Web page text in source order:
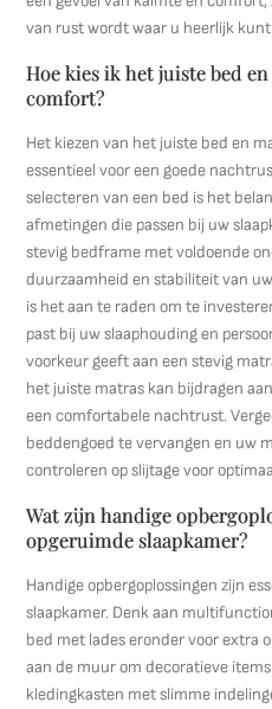
van rust wordt waar u heerlijk
Hoe kies ik het juiste bed
comfort?
Het kiezen van het juiste bed en
essentieel voor een goede
selecteren van een bed is het
afmetingen die passen bij uw
stevig bedframe met voldoende
duurzaamheid en stabiliteit van
is het aan te raden om te
past bij uw slaaphouding en
voorkeur geeft aan een stevig
het juiste matras kan bijdragen
een comfortabele nachtrust.
beddengoed te vervangen en uw
controleren op slijtage voor
Wat zijn handige
opgeruimde slaapkamer?
Handige opbergoplossingen zijn
slaapkamer. Denk aan
bed met lades eronder voor extra
aan de muur om decoratieve
kledingkasten met slimme